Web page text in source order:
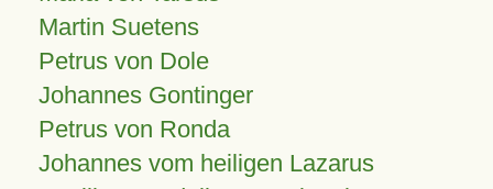
Martin Suetens
Petrus von Dole
Johannes Gontinger
Petrus von Ronda
Johannes vom heiligen Lazarus